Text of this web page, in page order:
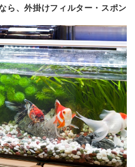
ら、外掛けフィルター・スポン